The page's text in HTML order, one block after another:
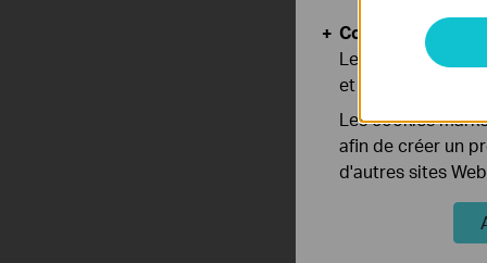
Cookies
Les cookies
et ajuster les
Les cookies
afin de créer un
d'autres sites